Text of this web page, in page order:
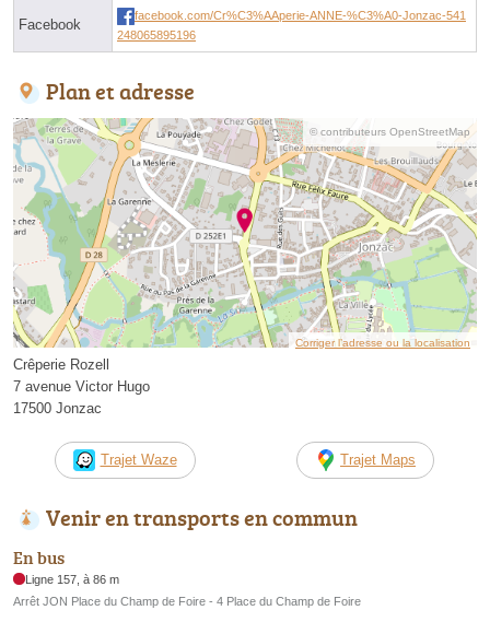
Facebook
facebook.com/Cr%C3%AAperie-ANNE-%C3%A0-Jonzac-541
248065895196
Plan et adresse
© contributeurs OpenStreetMap
Corriger l’adresse ou la localisation
Crêperie Rozell
7 avenue Victor Hugo
17500 Jonzac
Trajet Waze Trajet Maps
Venir en transports en commun
En bus
Ligne 157, à 86 m
Arrêt JON Place du Champ de Foire - 4 Place du Champ de Foire